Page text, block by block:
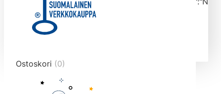
data-original-query-vars="[]" data-page="1"
data-max-pages="4513" data-start="1" data-
end="10">
Ostoskori (0)